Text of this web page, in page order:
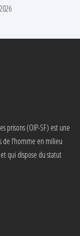
prisons (OIP-SF) est une
de l’homme en milieu
qui dispose du statut